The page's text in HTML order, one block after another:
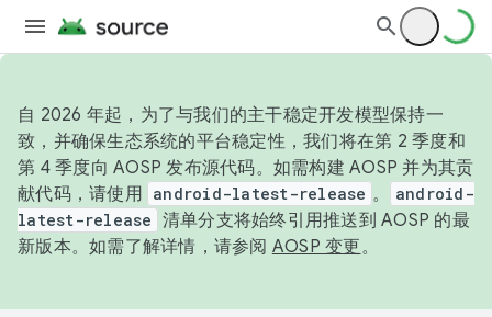
自 2026 年起，为了与我们的主干稳定开发模型保持一
致，并确保生态系统的平台稳定性，我们将在第 2 季度和
第 4 季度向 AOSP 发布源代码。如需构建 AOSP 并为其贡
献代码，请使用 android-latest-release 。
android-
latest-release 清单分支将始终引用推送到 AOSP 的最
新版本。如需了解详情，请参阅 AOSP 变更。